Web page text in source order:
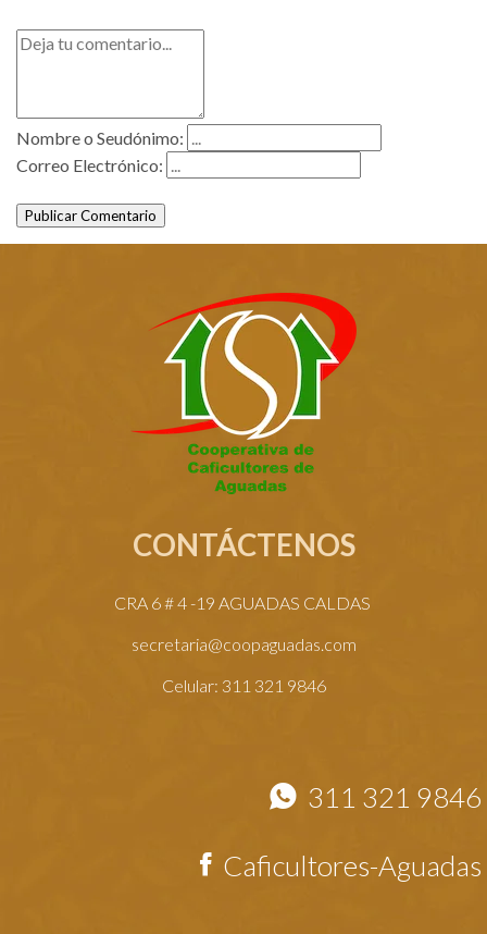
Nombre o Seudónimo:
Correo Electrónico:
Publicar Comentario
CONTÁCTENOS
CRA 6 # 4 -19 AGUADAS CALDAS
secretaria@coopaguadas.com
Celular: 311 321 9846
311 321 9846
Caficultores-Aguadas